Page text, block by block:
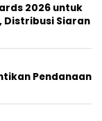
2026 untuk
Distribusi Siaran
Pendanaan